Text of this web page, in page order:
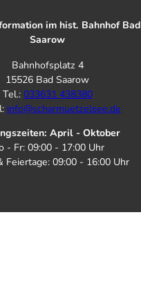
im hist. Bahnhof Bad
Saarow
Bahnhofsplatz 4
15526 Bad Saarow
Tel.: 033631 438380
info@scharmuetzelsee.de
April - Oktober
- Fr: 09:00 - 17:00 Uhr
Feiertage: 09:00 - 16:00 Uhr